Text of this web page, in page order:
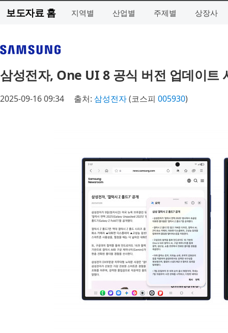
보도자료 홈 지역별 산업별 주제별 상장사
삼성전자, One UI 8 공식 버전 업데이트
2025-09-16 09:34 출처: 삼성전자(코스피 005930)